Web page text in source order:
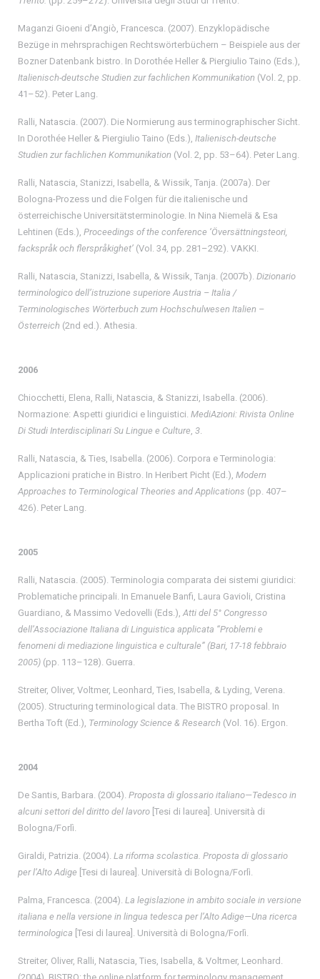
Maganzi Gioeni d’Angiò, Francesca. (2007). Enzyklopädische
Bezüge in mehrsprachigen Rechtswörterbüchern – Beispiele aus der
Bozner Datenbank bistro. In Dorothée Heller & Piergiulio Taino (Eds.),
Italienisch-deutsche Studien zur fachlichen Kommunikation (Vol. 2, pp.
41–52). Peter Lang.
Ralli, Natascia. (2007). Die Normierung aus terminographischer Sicht.
In Dorothée Heller & Piergiulio Taino (Eds.), Italienisch-deutsche
Studien zur fachlichen Kommunikation (Vol. 2, pp. 53–64). Peter Lang.
Ralli, Natascia, Stanizzi, Isabella, & Wissik, Tanja. (2007a). Der
Bologna-Prozess und die Folgen für die italienische und
österreichische Universitätsterminologie. In Nina Niemelä & Esa
Lehtinen (Eds.), Proceedings of the conference ‘Översättningsteori,
fackspråk och flerspråkighet’ (Vol. 34, pp. 281–292). VAKKI.
Ralli, Natascia, Stanizzi, Isabella, & Wissik, Tanja. (2007b). Dizionario
terminologico dell’istruzione superiore Austria – Italia /
Terminologisches Wörterbuch zum Hochschulwesen Italien –
Österreich (2nd ed.). Athesia.
2006
Chiocchetti, Elena, Ralli, Natascia, & Stanizzi, Isabella. (2006).
Normazione: Aspetti giuridici e linguistici. MediAzioni: Rivista Online
Di Studi Interdisciplinari Su Lingue e Culture, 3.
Ralli, Natascia, & Ties, Isabella. (2006). Corpora e Terminologia:
Applicazioni pratiche in Bistro. In Heribert Picht (Ed.), Modern
Approaches to Terminological Theories and Applications (pp. 407–
426). Peter Lang.
2005
Ralli, Natascia. (2005). Terminologia comparata dei sistemi giuridici:
Problematiche principali. In Emanuele Banfi, Laura Gavioli, Cristina
Guardiano, & Massimo Vedovelli (Eds.), Atti del 5° Congresso
dell’Associazione Italiana di Linguistica applicata “Problemi e
fenomeni di mediazione linguistica e culturale” (Bari, 17-18 febbraio
2005) (pp. 113–128). Guerra.
Streiter, Oliver, Voltmer, Leonhard, Ties, Isabella, & Lyding, Verena.
(2005). Structuring terminological data. The BISTRO proposal. In
Bertha Toft (Ed.), Terminology Science & Research (Vol. 16). Ergon.
2004
De Santis, Barbara. (2004). Proposta di glossario italiano—Tedesco in
alcuni settori del diritto del lavoro [Tesi di laurea]. Università di
Bologna/Forlì.
Giraldi, Patrizia. (2004). La riforma scolastica. Proposta di glossario
per l’Alto Adige [Tesi di laurea]. Università di Bologna/Forlì.
Palma, Francesca. (2004). La legislazione in ambito sociale in versione
italiana e nella versione in lingua tedesca per l’Alto Adige—Una ricerca
terminologica [Tesi di laurea]. Università di Bologna/Forlì.
Streiter, Oliver, Ralli, Natascia, Ties, Isabella, & Voltmer, Leonhard.